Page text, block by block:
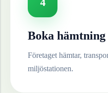
Boka hämtning
Företaget hämtar,
miljöstationen.